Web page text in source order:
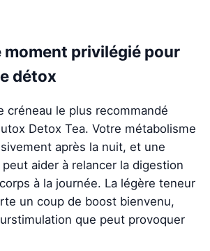
moment privilégié pour
détox
créneau le plus recommandé
Detox Tea. Votre métabolisme
après la nuit, et une
aider à relancer la digestion
à la journée. La légère teneur
un coup de boost bienvenu,
que peut provoquer